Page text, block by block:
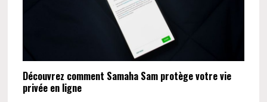
Découvrez comment Samaha Sam protège votre vie
privée en ligne